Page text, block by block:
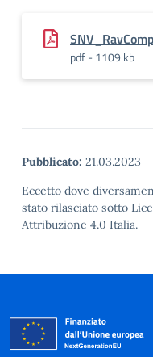
pdf - 1109 kb
Pubblicato: 21.03.2023 -
Eccetto dove
stato rilasciato sotto
Attribuzione 4.0 Italia.